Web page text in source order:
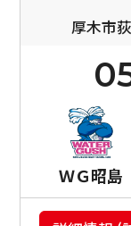
厚木市
ＷＧ昭島